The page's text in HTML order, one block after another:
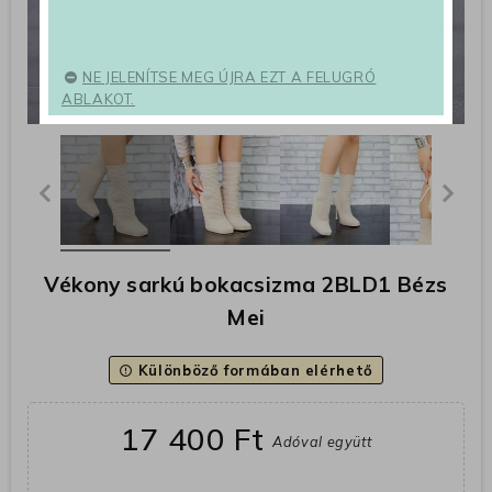
Vékony sarkú bokacsizma 2BLD1 Bézs
Mei
error_outline Különböző formában elérhető
17 400 FtAdóval együtt
NE JELENÍTSE MEG ÚJRA EZT A FELUGRÓ
ABLAKOT.